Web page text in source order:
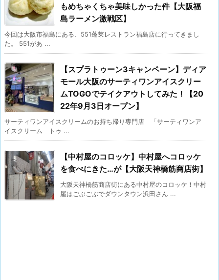
もめちゃくちゃ美味しかった件【大阪福
島ラーメン激戦区】
今回は大阪市福島にある、551蓬莱レストラン福島店に行ってきまし
た。 551があ ...
【スプラトゥーン3キャンペーン】ディア
モール大阪のサーティワンアイスクリー
ムTOGOでテイクアウトしてみた！【20
22年9月3日オープン】
サーティワンアイスクリームのお持ち帰り専門店 「サーティワンア
イスクリーム トゥ ...
【中村屋のコロッケ】中村屋へコロッケ
を食べにきた…が【大阪天神橋筋商店街】
大阪天神橋筋商店街にある中村屋のコロッケ！中村
屋はごぶごぶでダウンタウン浜田さん ...